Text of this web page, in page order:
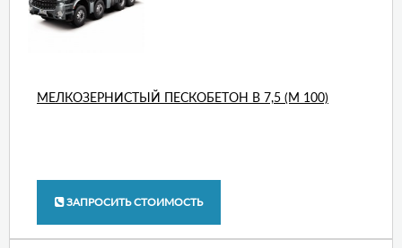
МЕЛКОЗЕРНИСТЫЙ ПЕСКОБЕТОН В 7,5 (М 100)
ЗАПРОСИТЬ СТОИМОСТЬ